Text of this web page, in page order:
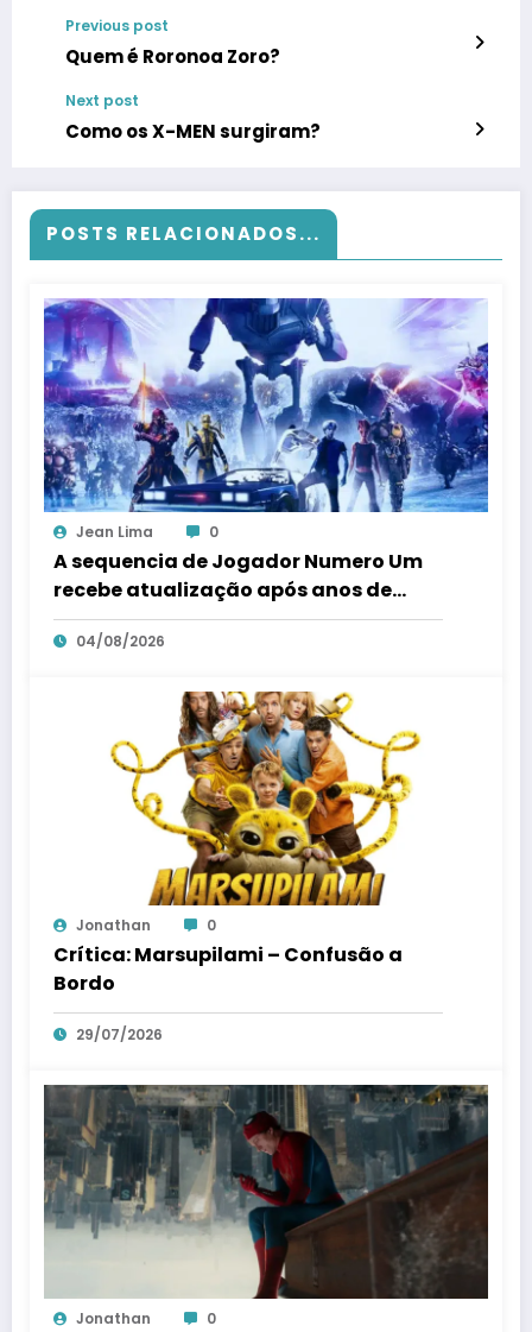
Previous post
Quem é Roronoa Zoro?
Next post
Como os X-MEN surgiram?
POSTS RELACIONADOS...
Jean Lima 0
A sequencia de Jogador Numero Um
recebe atualização após anos de
silencio
04/08/2026
Jonathan 0
Crítica: Marsupilami – Confusão a
Bordo
29/07/2026
Jonathan 0